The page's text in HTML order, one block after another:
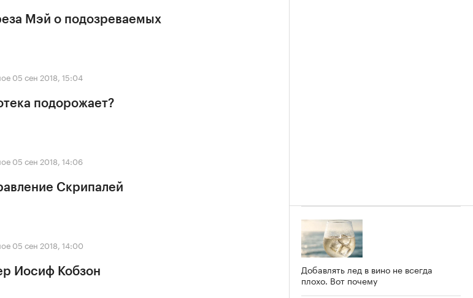
Мэй о подозреваемых
05 сен 2018, 15:04
подорожает?
05 сен 2018, 14:06
Скрипалей
05 сен 2018, 14:00
Иосиф Кобзон
Добавлять лед в вино не всегда
плохо. Вот почему